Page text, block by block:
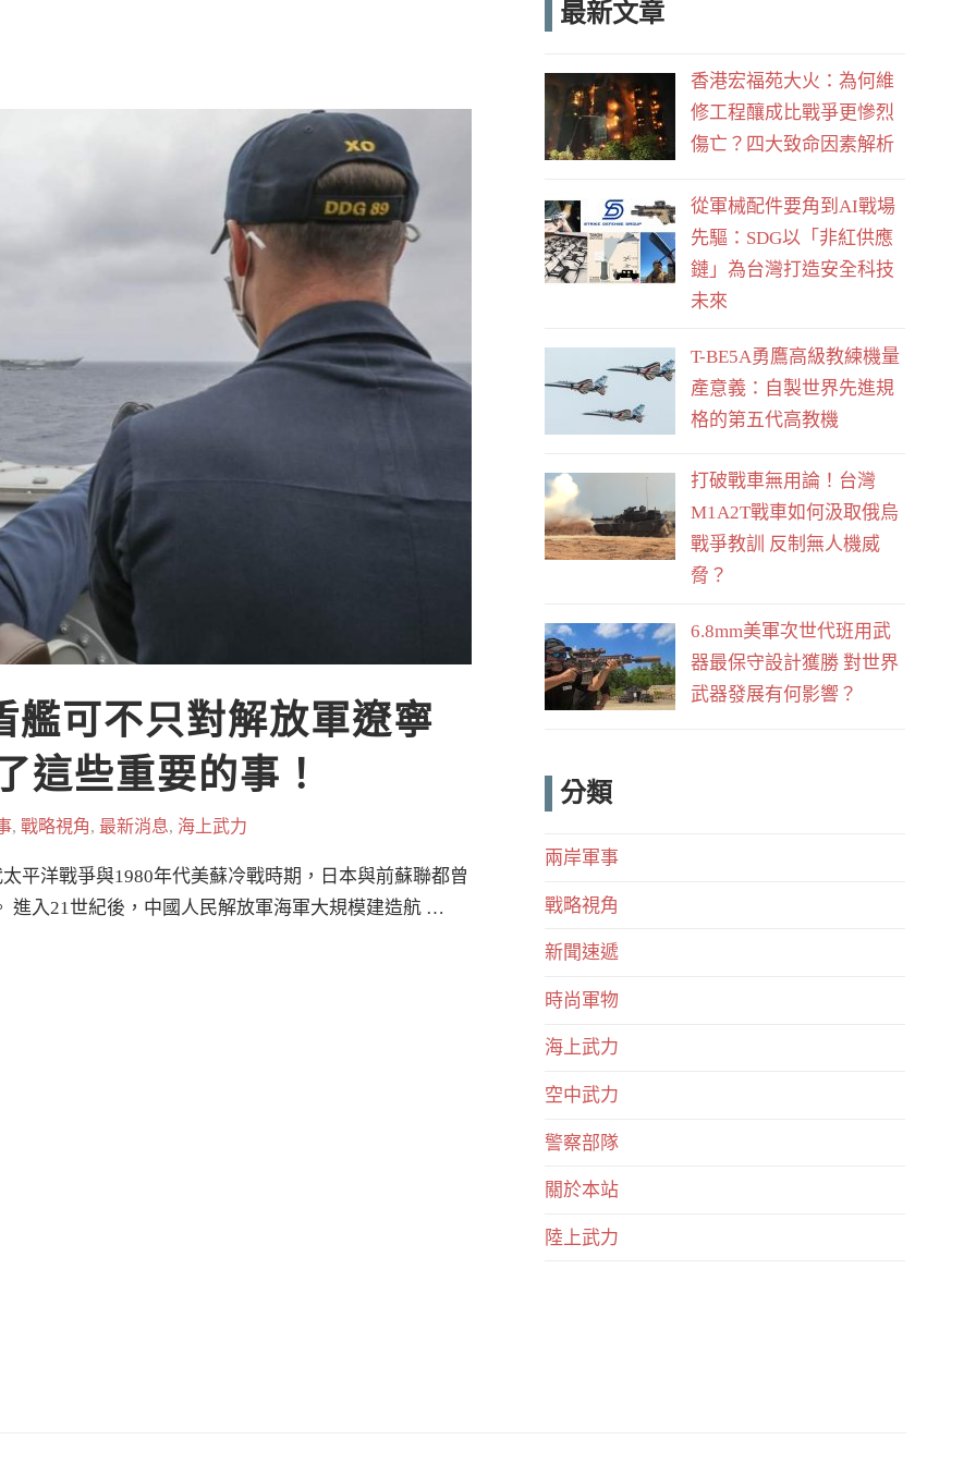
艦可不只對解放軍遼寧
這些重要的事！
, 戰略視角, 最新消息, 海上武力
平洋戰爭與1980年代美蘇冷戰時期，日本與前蘇聯都曾
進入21世紀後，中國人民解放軍海軍大規模建造航 …
e
o
o
k
d
最新文章
香港宏福苑大火：為何維
修工程釀成比戰爭更慘烈
傷亡？四大致命因素解析
從軍械配件要角到AI戰場
先驅：SDG以「非紅供應
鏈」為台灣打造安全科技
未來
T-BE5A勇鷹高級教練機量
產意義：自製世界先進規
格的第五代高教機
打破戰車無用論！台灣
M1A2T戰車如何汲取俄烏
戰爭教訓 反制無人機威
脅？
6.8mm美軍次世代班用武
器最保守設計獲勝 對世界
武器發展有何影響？
分類
兩岸軍事
戰略視角
新聞速遞
時尚軍物
海上武力
空中武力
警察部隊
關於本站
陸上武力